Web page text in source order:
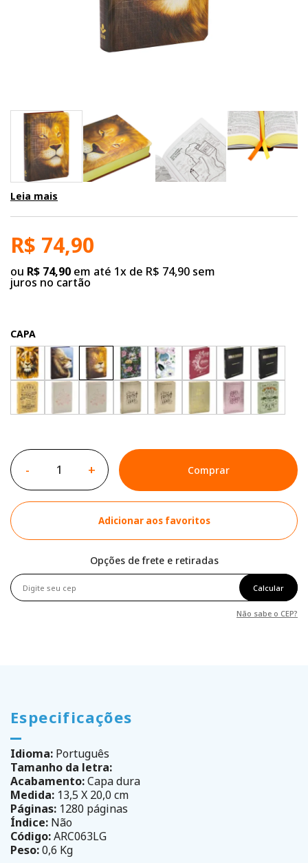
Leia mais
R$ 74,90
ou R$ 74,90 em até 1x de R$ 74,90 sem
juros no cartão
CAPA
- + Comprar
Adicionar aos favoritos
Opções de frete e retiradas
Calcular
Não sabe o CEP?
Especificações
Idioma: Português
Tamanho da letra:
Acabamento:Capa dura
Medida: 13,5 X 20,0 cm
Páginas: 1280 páginas
Índice: Não
Código:ARC063LG
Peso:0,6 Kg